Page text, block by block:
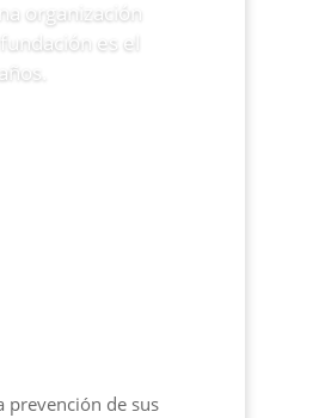
organización
es el
prevención de sus